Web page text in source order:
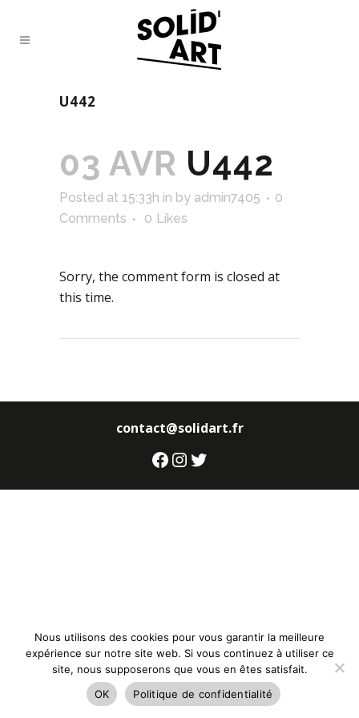
U442
03 AVR U442
Posted at 15:33h in by admin7405
0
Comments
0 Likes
Sorry, the comment form is closed at
this time.
contact@solidart.fr
Facebook
Instagram
Twitter
Nous utilisons des cookies pour vous garantir la meilleure
expérience sur notre site web. Si vous continuez à utiliser ce
site, nous supposerons que vous en êtes satisfait.
OK
Politique de confidentialité